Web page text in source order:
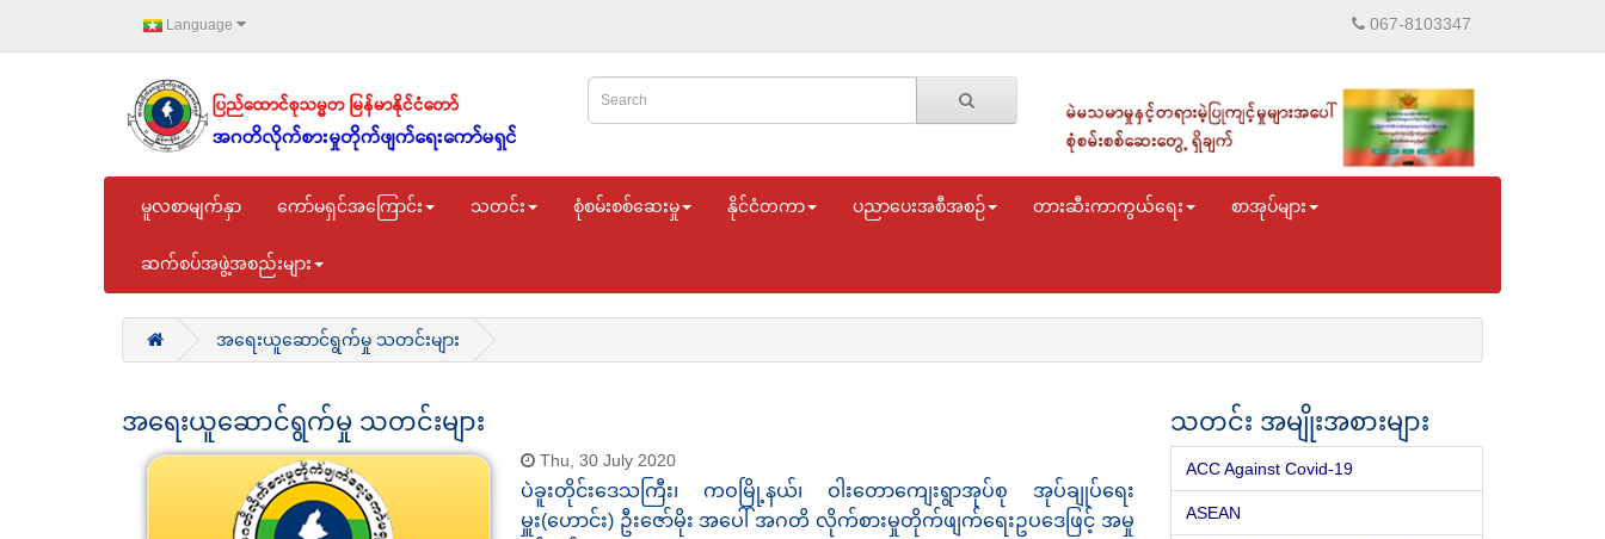
Language 067-8103347
မူလစာမျက်နှာ ကော်မရှင်အကြောင်း သတင်း စုံစမ်းစစ်ဆေးမှု နိုင်ငံတကာ ပညာပေးအစီအစဉ် တားဆီးကာကွယ်ရေး စာအုပ်များ
ဆက်စပ်အဖွဲ့အစည်းများ
အရေးယူဆောင်ရွက်မှု သတင်းများ
အရေးယူဆောင်ရွက်မှု သတင်းများ
Thu, 30 July 2020
ပဲခူးတိုင်းဒေသကြီး၊ ကဝမြို့နယ်၊ ဝါးတောကျေးရွာအုပ်စု အုပ်ချုပ်ရေး
မှူး(ဟောင်း) ဦးဇော်မိုး အပေါ် အဂတိ လိုက်စားမှုတိုက်ဖျက်ရေးဥပဒေဖြင့် အမှု
သတင်း အမျိုးအစားများ
ACC Against Covid-19
ASEAN